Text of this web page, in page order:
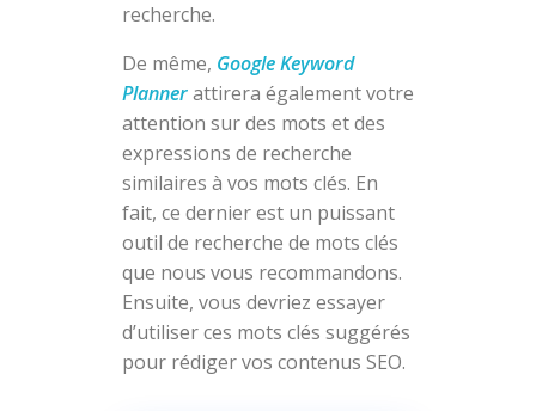
recherche.
De même, Google Keyword
Plannerattirera également votre
attention sur des mots et des
expressions de recherche
similaires à vos mots clés. En
fait, ce dernier est un puissant
outil de recherche de mots clés
que nous vous recommandons.
Ensuite, vous devriez essayer
d’utiliser ces mots clés suggérés
pour rédiger vos contenus SEO.